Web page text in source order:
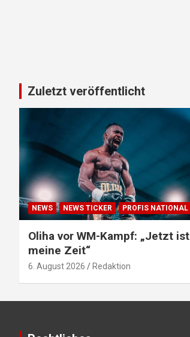
Zuletzt veröffentlicht
NEWS NEWS TICKER PROFIS NATIONAL
Oliha vor WM-Kampf: „Jetzt ist
meine Zeit“
6. August 2026 Redaktion